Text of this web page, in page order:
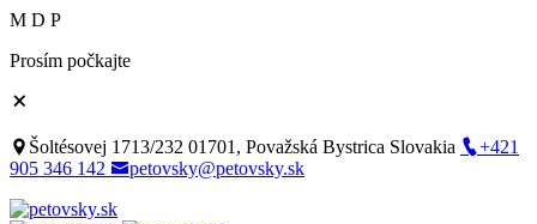
M D P
Prosím počkajte
Šoltésovej 1713/232 01701, Považská Bystrica Slovakia
+421
905 346 142
petovsky@petovsky.sk